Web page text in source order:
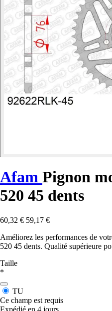
Afam Pignon
520 45 dents
60,32 € 59,17 €
Améliorez les performances de
520 45 dents. Qualité supérieure
Taille
*
TU
Ce champ est requis
Expédié en 4 jours